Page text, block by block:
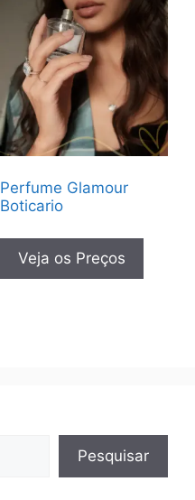
Perfume Glamour
Boticario
Veja os Preços
Pesquisar